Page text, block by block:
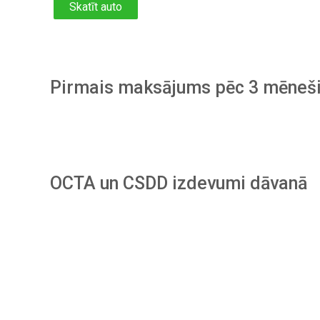
Skatīt auto
Pirmais maksājums pēc 3
OCTA un CSDD izdevumi dāvanā